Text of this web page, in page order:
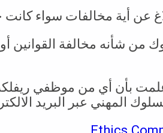
عن أية مخالفات سواء
من شأنه مخالفة القوانين
بأن أي من موظفي
المهني عبر البريد